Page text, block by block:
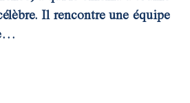
Il rencontre une équipe